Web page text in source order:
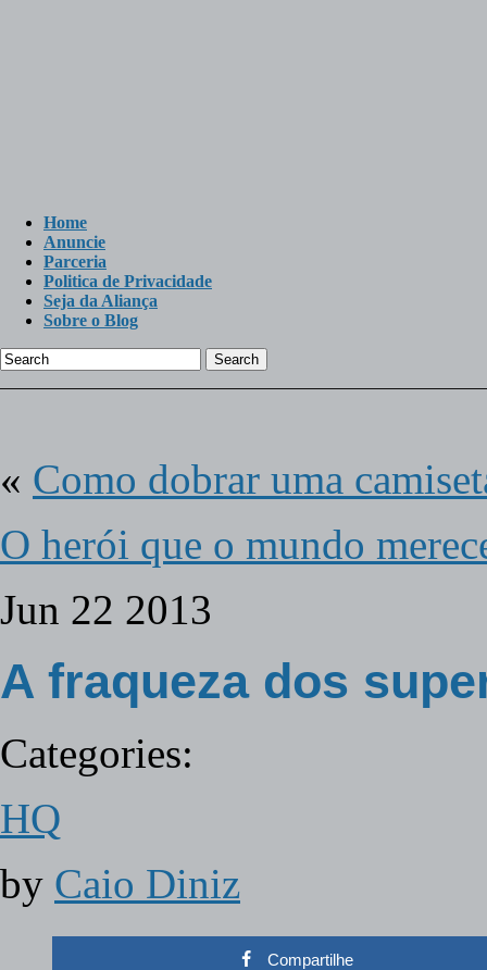
Home
Anuncie
Parceria
Politica de Privacidade
Seja da Aliança
Sobre o Blog
Search
« Como dobrar uma
O herói que o mundo
Jun 22 2013
A fraqueza dos
Categories:
HQ
by Caio Diniz
Compartilhe